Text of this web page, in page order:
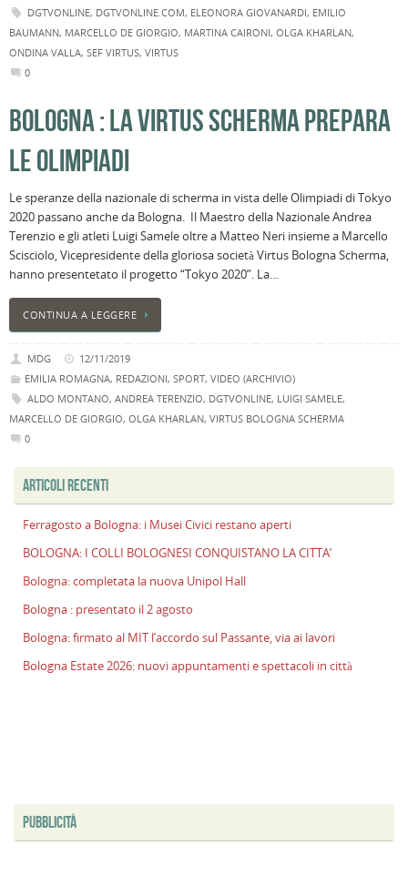
DGTVONLINE, DGTVONLINE.COM, ELEONORA GIOVANARDI, EMILIO
BAUMANN, MARCELLO DE GIORGIO, MARTINA CAIRONI, OLGA KHARLAN,
ONDINA VALLA, SEF VIRTUS, VIRTUS
0
BOLOGNA : LA VIRTUS SCHERMA PREPARA
LE OLIMPIADI
Le speranze della nazionale di scherma in vista delle Olimpiadi di Tokyo
2020 passano anche da Bologna. Il Maestro della Nazionale Andrea
Terenzio e gli atleti Luigi Samele oltre a Matteo Neri insieme a Marcello
Scisciolo, Vicepresidente della gloriosa società Virtus Bologna Scherma,
hanno presentetato il progetto “Tokyo 2020”. La…
CONTINUA A LEGGERE
MDG
12/11/2019
EMILIA ROMAGNA, REDAZIONI, SPORT, VIDEO (ARCHIVIO)
ALDO MONTANO, ANDREA TERENZIO, DGTVONLINE, LUIGI SAMELE,
MARCELLO DE GIORGIO, OLGA KHARLAN, VIRTUS BOLOGNA SCHERMA
0
ARTICOLI RECENTI
Ferragosto a Bologna: i Musei Civici restano aperti
BOLOGNA: I COLLI BOLOGNESI CONQUISTANO LA CITTA’
Bologna: completata la nuova Unipol Hall
Bologna : presentato il 2 agosto
Bologna: firmato al MIT l’accordo sul Passante, via ai lavori
Bologna Estate 2026: nuovi appuntamenti e spettacoli in città
PUBBLICITÀ